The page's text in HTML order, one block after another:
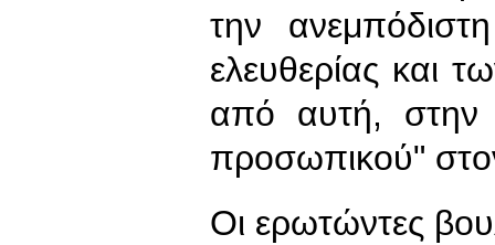
την
ελευθερίας και
από αυτή, στην
προσωπικού"
Οι ερωτώντες